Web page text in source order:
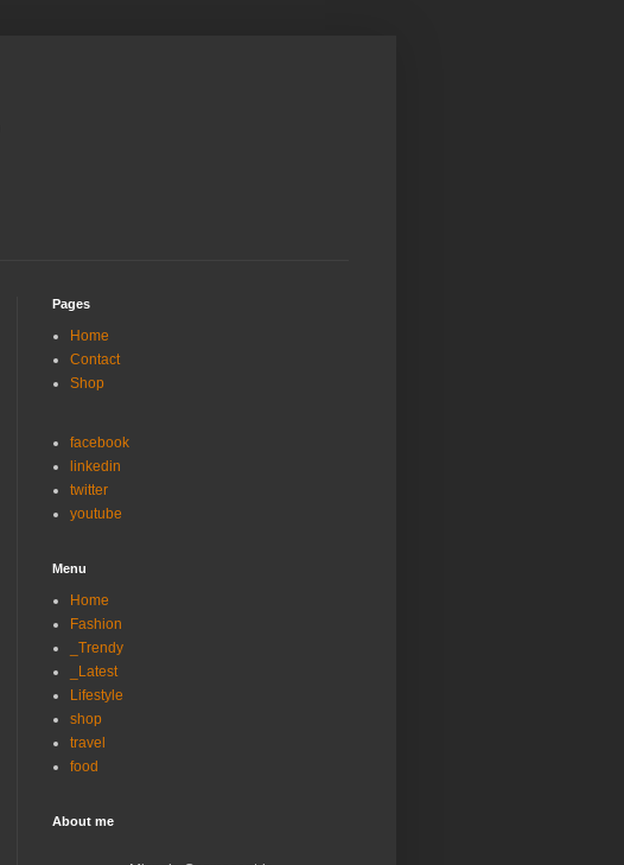
Pages
Home
Contact
Shop
facebook
linkedin
twitter
youtube
Menu
Home
Fashion
_Trendy
_Latest
Lifestyle
shop
travel
food
About me